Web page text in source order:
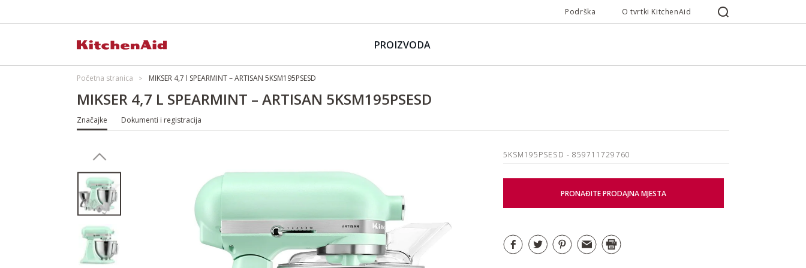
Podrška O tvrtki KitchenAid
PROIZVODA
Početna stranica MIKSER 4,7 l SPEARMINT – ARTISAN 5KSM195PSESD
MIKSER 4,7 L SPEARMINT – ARTISAN 5KSM195PSESD
Značajke Dokumenti i registracija
5KSM195PSESD - 859711729760
PRONAĐITE PRODAJNA MJESTA